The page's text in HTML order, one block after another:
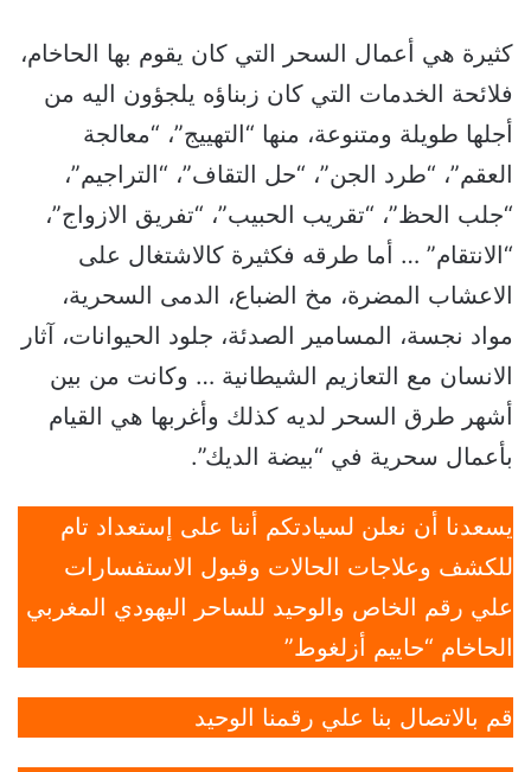
كثيرة هي أعمال السحر التي كان يقوم بها الحاخام،
فلائحة الخدمات التي كان زبناؤه يلجؤون اليه من
أجلها طويلة ومتنوعة، منها “التهييج”، “معالجة
العقم”، “طرد الجن”، “حل التقاف”، “التراجيم”،
“جلب الحظ”، “تقريب الحبيب”، “تفريق الازواج”،
“الانتقام” … أما طرقه فكثيرة كالاشتغال على
الاعشاب المضرة، مخ الضباع، الدمى السحرية،
مواد نجسة، المسامير الصدئة، جلود الحيوانات، آثار
الانسان مع التعازيم الشيطانية … وكانت من بين
أشهر طرق السحر لديه كذلك وأغربها هي القيام
بأعمال سحرية في “بيضة الديك”.
يسعدنا أن نعلن لسيادتكم أننا على إستعداد تام
للكشف وعلاجات الحالات وقبول الاستفسارات
علي رقم الخاص والوحيد للساحر اليهودي المغربي
الحاخام “حاييم أزلغوط”
قم بالاتصال بنا علي رقمنا الوحيد